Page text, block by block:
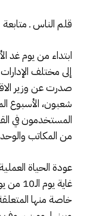
قلم الناس ـ متابعة
إلى مختلف
صدرت عن وزير
شعبون، الأسبوع
المستخدمون في
من المكاتب
عودة الحياة
غاية
خاصة منها